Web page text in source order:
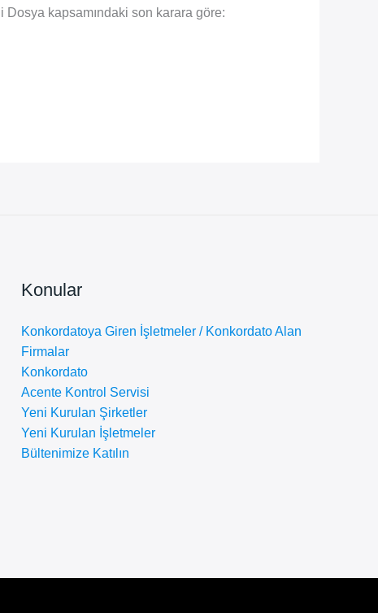
kapsamındaki son karara göre:
Konular
Konkordatoya Giren İşletmeler / Konkordato Alan
Firmalar
Konkordato
Acente Kontrol Servisi
Yeni Kurulan Şirketler
Yeni Kurulan İşletmeler
Bültenimize Katılın